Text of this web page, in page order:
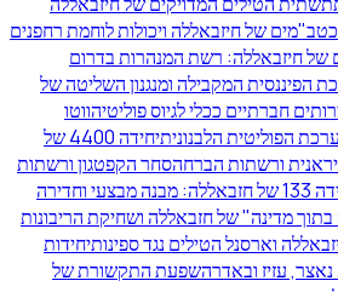
של חיזבאללה ויכולות לוחמת רחפנים
של חיזבאללה: רשת המנהרות בדרום
המקבילה ומנגנון השליטה של
חברתיים ככלי לגיוס פוליטיהווטו
הפוליטית הלבנונית
יחידה 4400 של
ורשתות הברחהסחר הקפטגון ורשתות
יחידה 133 של חזבאללה: מבנה מבצעי וחדירה
מדינה" של חזבאללה ושחיקת הריבונות
וארסנל הטילים נגד ספינותיחידות
עזיז ובאדרהשפעת התקשורת של